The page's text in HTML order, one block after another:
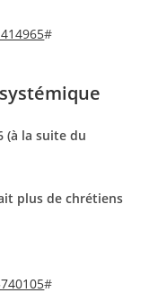
#
(à la suite du
plus de chrétiens
#